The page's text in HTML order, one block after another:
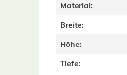
Material:
Breite:
Höhe:
Tiefe: